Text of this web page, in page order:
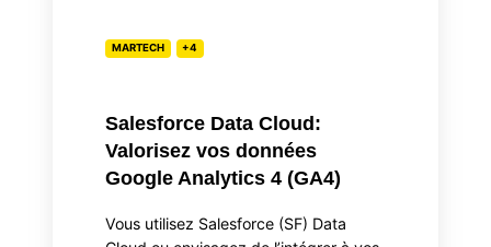
MARTECH +4
Salesforce Data Cloud:
Valorisez vos données
Google Analytics 4 (GA4)
Vous utilisez Salesforce (SF) Data